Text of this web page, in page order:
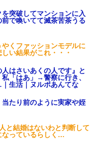
突破してマンションに入
で喚いてて滅茶苦茶うる
やくファッションモデルに
い結果がこれ・・・
はさいあくの人です』と
「はあ」→警察に行き、
｜生活｜ヌルポあんてな
たり前のように実家や姪
と結婚はないわと判断して
なっているらしく…